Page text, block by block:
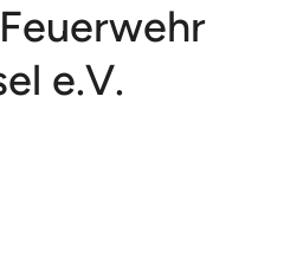
e.V.